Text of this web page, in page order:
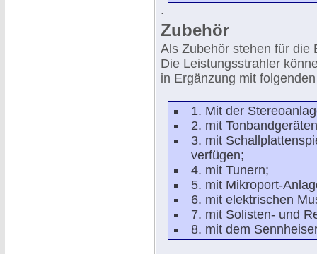
.
Zubehör
Als Zubehör stehen für die
Die Leistungsstrahler
in Ergänzung mit
1. Mit der
2. mit
3. mit
verfügen;
4. mit Tunern;
5. mit Mikroport-
6. mit elektrischen
7. mit Solisten- und
8. mit dem